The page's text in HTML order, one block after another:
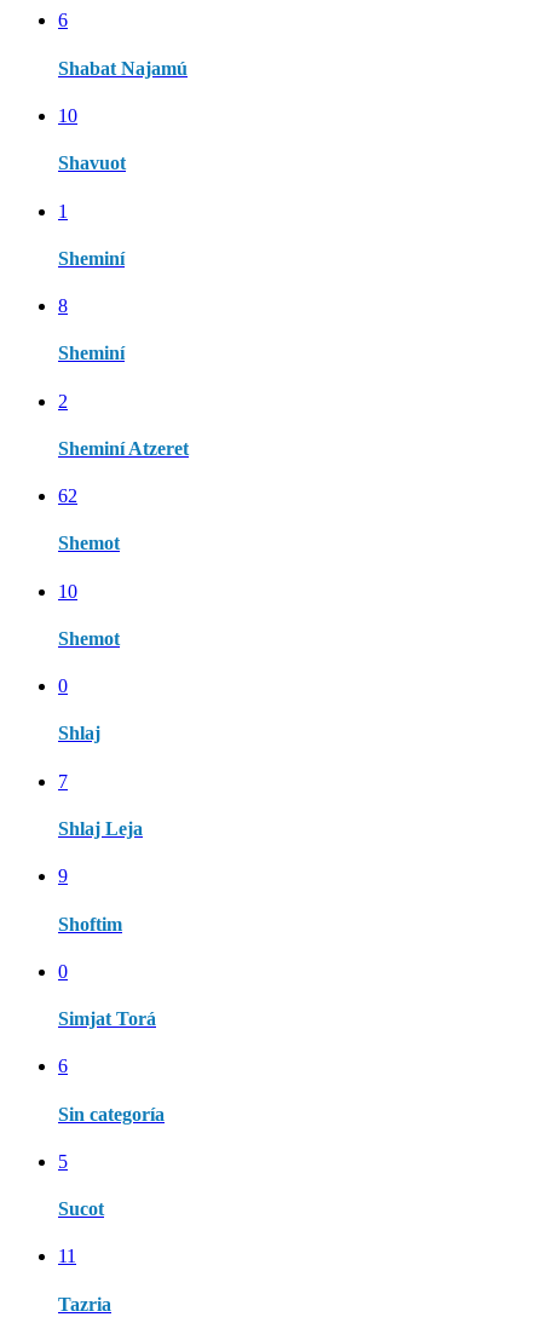
6
Shabat Najamú
10
Shavuot
1
Sheminí
8
Sheminí
2
Sheminí Atzeret
62
Shemot
10
Shemot
0
Shlaj
7
Shlaj Leja
9
Shoftim
0
Simjat Torá
6
Sin categoría
5
Sucot
11
Tazria